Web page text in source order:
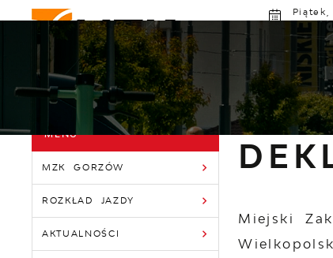
Przejdź do menu.
Przejdź do wyszukiwarki.
Przejdź do treści.
Przejdź do ustawień wielkości czcionki.
Włącz wersję kontrastową strony.
MZK GORZÓW ROZKŁAD JAZDY
Powróć do: Strona Główna Strona główna
MZK GORZÓW
ROZKŁAD JAZDY
AKTUALNOŚCI
Miejski